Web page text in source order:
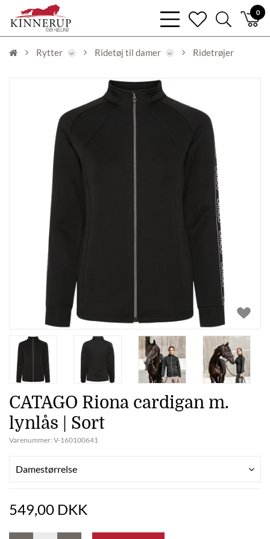
0
bars
light
heart
search
light
Rytter Ridetøj til damer Ridetrøjer
CATAGO Riona cardigan m.
lynlås | Sort
Varenummer: V-160100641
Damestørrelse
549,00 DKK